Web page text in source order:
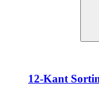
12-Kant